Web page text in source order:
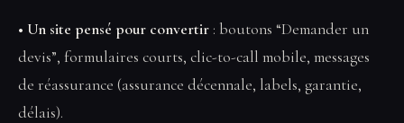
• Un site pensé pour convertir : boutons “Demander un
devis”, formulaires courts, clic-to-call mobile, messages
de réassurance (assurance décennale, labels, garantie,
délais).